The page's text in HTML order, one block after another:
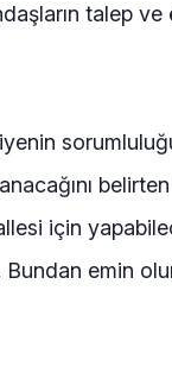
talep ve
için
Bundan emin